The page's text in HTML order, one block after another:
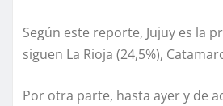
Según este reporte, Jujuy es la
siguen La Rioja (24,5%),
Por otra parte, hasta ayer y de